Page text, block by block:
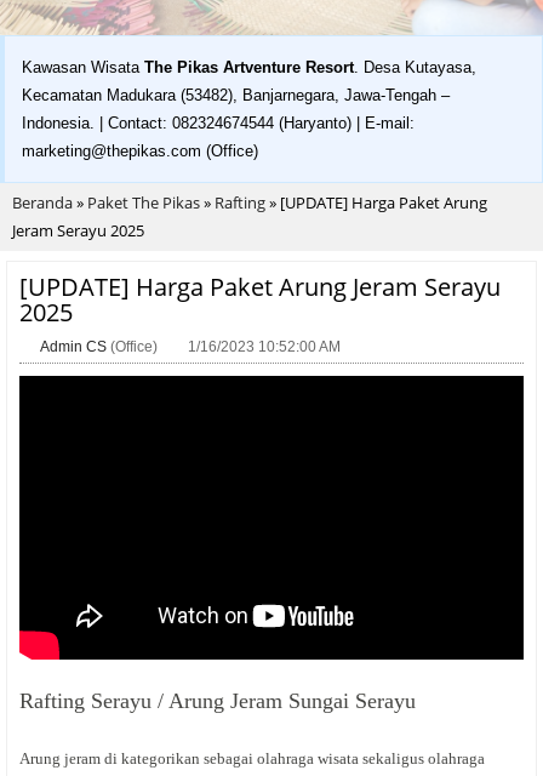
Kawasan Wisata The Pikas Artventure Resort. Desa Kutayasa,
Kecamatan Madukara (53482), Banjarnegara, Jawa-Tengah –
Indonesia. | Contact: 082324674544 (Haryanto) | E-mail:
marketing@thepikas.com (Office)
Beranda» Paket The Pikas» Rafting» [UPDATE] Harga Paket Arung
Jeram Serayu 2025
[UPDATE] Harga Paket Arung Jeram Serayu
2025
Admin CS (Office) 1/16/2023 10:52:00 AM
Rafting Serayu / Arung Jeram Sungai Serayu
Arung jeram di kategorikan sebagai olahraga wisata sekaligus olahraga